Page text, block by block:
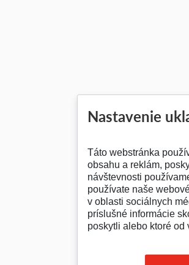
Nastavenie
Táto webstránka
obsahu a reklám,
návštevnosti
používate naše
v oblasti sociálnych
príslušné informácie
poskytli alebo ktoré